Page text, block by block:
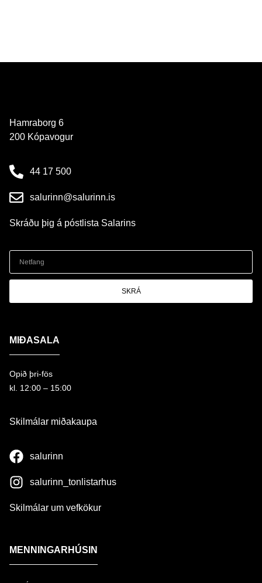
Hamraborg 6
200 Kópavogur
44 17 500
salurinn@salurinn.is
Skráðu þig á póstlista Salarins
SKRÁ
MIÐASALA
Opið þri-fös
kl. 12:00 – 15:00
Skilmálar miðakaupa
salurinn
salurinn_tonlistarhus
Skilmálar um vefkökur
MENNINGARHÚSIN